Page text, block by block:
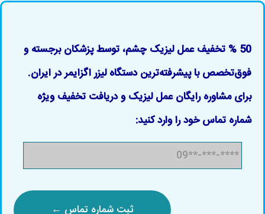
50 % تخفیف عمل لیزیک چشم، توسط پزشکان برجسته و
فوق‌تخصص با پیشرفته‌ترین دستگاه لیزر اگزایمر در ایران.
برای مشاوره رایگان عمل لیزیک و دریافت تخفیف ویژه
شماره تماس خود را وارد کنید: